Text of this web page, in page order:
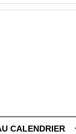
CALENDRIER